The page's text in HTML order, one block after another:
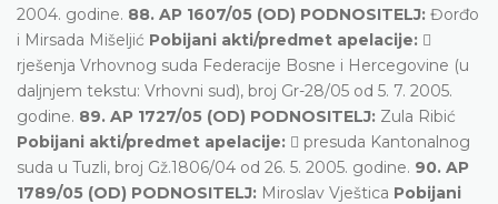
2004. godine. 88. AP 1607/05 (OD) PODNOSITELJ: Đorđo
i Mirsada Mišeljić Pobijani akti/predmet apelacije: 
rješenja Vrhovnog suda Federacije Bosne i Hercegovine (u
daljnjem tekstu: Vrhovni sud), broj Gr-28/05 od 5. 7. 2005.
godine. 89. AP 1727/05 (OD) PODNOSITELJ: Zula Ribić
Pobijani akti/predmet apelacije:  presuda Kantonalnog
suda u Tuzli, broj Gž.1806/04 od 26. 5. 2005. godine. 90. AP
1789/05 (OD) PODNOSITELJ: Miroslav Vještica Pobijani